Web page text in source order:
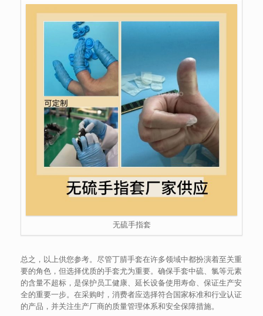
无硫手指套
总之，以上供您参考。尽管丁腈手套在许多领域中都扮演着至关重
要的角色，但选择优质的手套尤为重要。确保手套中硫、氯等元素
的含量不超标，是保护员工健康、延长设备使用寿命、保证生产安
全的重要一步。在采购时，消费者应选择符合国家标准和行业认证
的产品，并关注生产厂商的质量管理体系和安全保障措施。